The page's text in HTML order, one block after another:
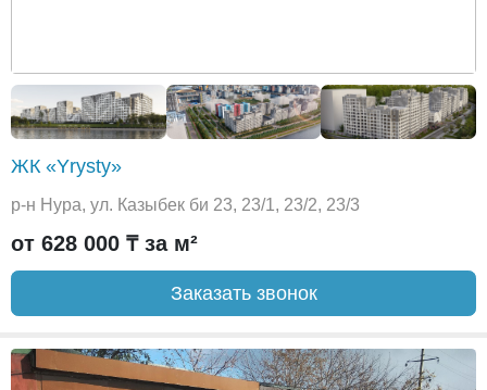
ЖК «Yrysty»
р-н Нура, ул. Казыбек би 23, 23/1, 23/2, 23/3
от 628 000 ₸ за м²
Заказать звонок